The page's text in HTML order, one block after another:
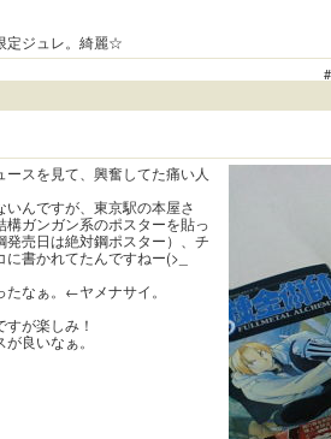
定ジュレ。綺麗☆
ースを見て、興奮してた痛い人
いんですが、東京駅の本屋さ
構ガンガン系のポスターを貼っ
発売日は絶対鋼ポスター）、チ
書かれてたんですねー(>_
たなぁ。←ヤメナサイ。
が楽しみ！
良いなぁ。